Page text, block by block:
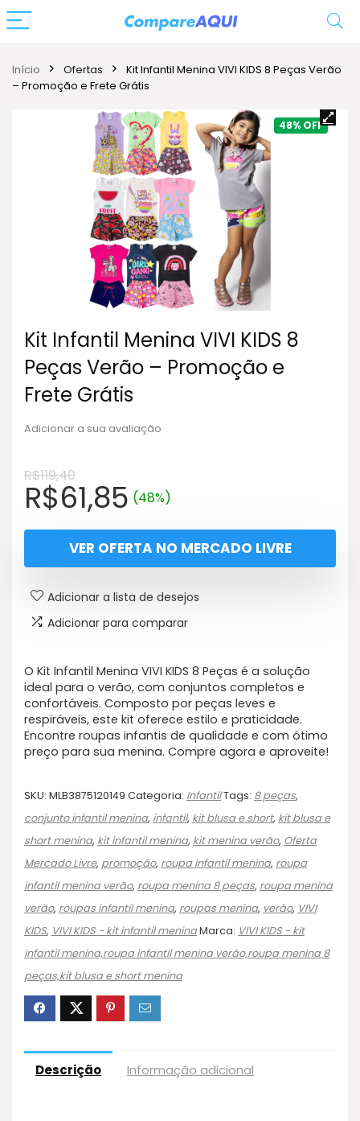
Início Ofertas
Kit Infantil Menina VIVI KIDS 8 Peças Verão
– Promoção e Frete Grátis
48%
Kit Infantil Menina VIVI KIDS 8
Peças Verão – Promoção e
Frete Grátis
Adicionar a sua avaliação
R$119,40
O
preço
original
era:
R$119,40.
R$61,85O
preço
atual
é:
R$61,85.
(48%)
VER OFERTA NO MERCADO LIVRE
Adicionar a lista de desejos
Adicionar para comparar
O Kit Infantil Menina VIVI KIDS 8 Peças é a solução
ideal para o verão, com conjuntos completos e
confortáveis. Composto por peças leves e
respiráveis, este kit oferece estilo e praticidade.
Encontre roupas infantis de qualidade e com ótimo
preço para sua menina. Compre agora e aproveite!
SKU: MLB3875120149 Categoria: InfantilTags: 8 peças,
conjunto infantil menina, infantil, kit blusa e short, kit blusa e
short menina, kit infantil menina, kit menina verão, Oferta
Mercado Livre, promoção, roupa infantil menina, roupa
infantil menina verão, roupa menina 8 peças, roupa menina
verão, roupas infantil menina, roupas menina, verão, VIVI
KIDS, VIVI KIDS - kit infantil meninaMarca: VIVI KIDS - kit
infantil menina,roupa infantil menina verão,roupa menina 8
peças,kit blusa e short menina
Descrição Informação adicional